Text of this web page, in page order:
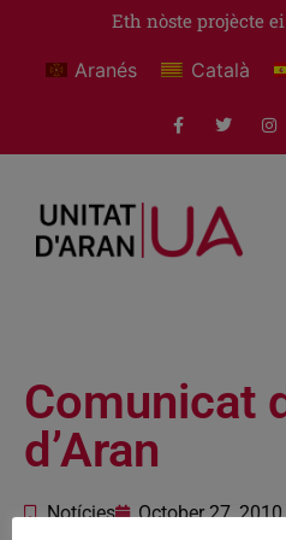
Eth nòste projècte
Aranés Català
Comunicat
d’Aran
Notícies October 27, 2010